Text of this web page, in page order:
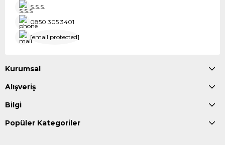
S.S.S.
0850 305 3401
[email protected]
Kurumsal
Alışveriş
Bilgi
Popüler Kategoriler